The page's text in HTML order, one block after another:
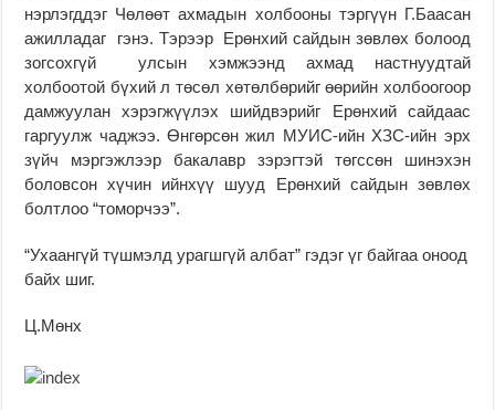
нэрлэгддэг Чөлөөт ахмадын холбооны тэргүүн Г.Баасан
ажилладаг гэнэ. Тэрээр Ерөнхий сайдын зөвлөх болоод
зогсохгүй улсын хэмжээнд ахмад настнуудтай
холбоотой бүхий л төсөл хөтөлбөрийг өөрийн холбоогоор
дамжуулан хэрэгжүүлэх шийдвэрийг Ерөнхий сайдаас
гаргуулж чаджээ. Өнгөрсөн жил МУИС-ийн ХЗС-ийн эрх
зүйч мэргэжлээр бакалавр зэрэгтэй төгссөн шинэхэн
боловсон хүчин ийнхүү шууд Ерөнхий сайдын зөвлөх
болтлоо “томорчээ”.
“Ухаангүй түшмэлд урагшгүй албат” гэдэг үг байгаа оноод
байх шиг.
Ц.Мөнх